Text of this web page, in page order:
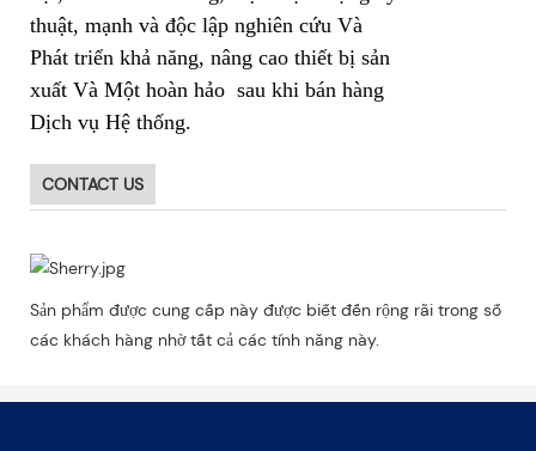
thuật, mạnh và độc lập nghiên cứu Và
Phát triển khả năng, nâng cao thiết bị sản
xuất Và Một hoàn hảo sau khi bán hàng
Dịch vụ Hệ thống.
CONTACT US
Sản phẩm được cung cấp này được biết đến rộng rãi trong số
các khách hàng nhờ tất cả các tính năng này.